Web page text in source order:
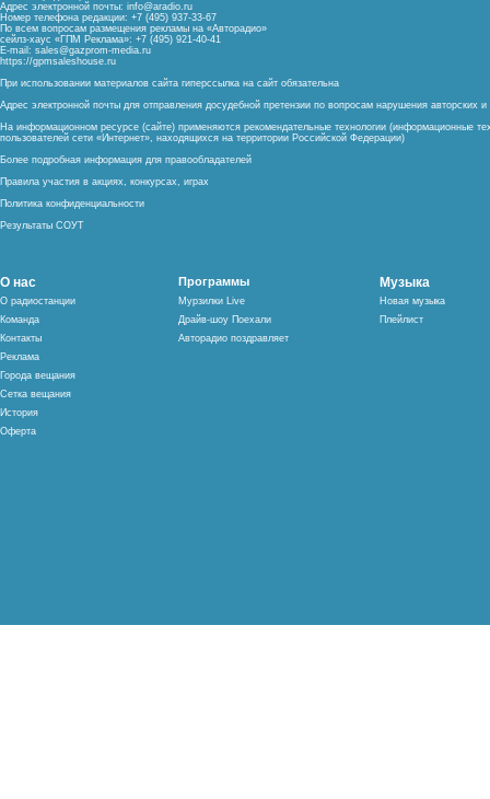
Адрес электронной почты: info@aradio.ru
Номер телефона редакции: +7 (495) 937-33-67
По всем вопросам размещения рекламы на «Авторадио»
сейлз-хаус «ГПМ Реклама»: +7 (495) 921-40-41
E-mail: sales@gazprom-media.ru
https://gpmsaleshouse.ru
При использовании материалов сайта гиперссылка на сайт обязательна
Адрес электронной почты для отправления досудебной претензии по вопросам нарушения авторских
На информационном ресурсе (сайте) применяются рекомендательные технологии (информационные
пользователей сети «Интернет», находящихся на территории Российской Федерации)
Более подробная информация для правообладателей
Правила участия в акциях, конкурсах, играх
Политика конфиденциальности
Результаты СОУТ
О нас
О радиостанции
Команда
Контакты
Реклама
Города вещания
Сетка вещания
История
Оферта
Программы
Мурзилки Live
Драйв-шоу Поехали
Авторадио поздравляет
Музыка
Новая музыка
Плейлист